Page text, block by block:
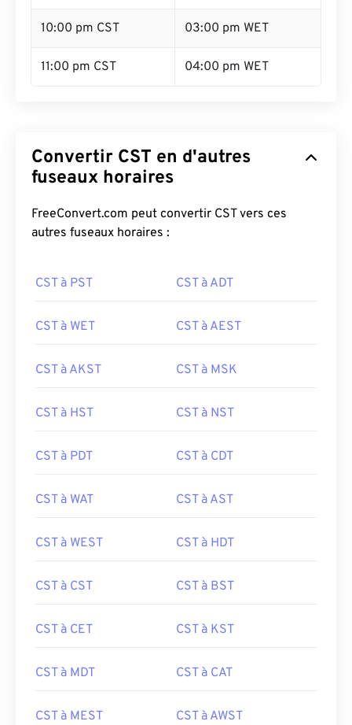
10:00 pm CST 03:00 pm WET
11:00 pm CST 04:00 pm WET
Convertir CST en d'autres
fuseaux horaires
FreeConvert.com peut convertir CST vers ces
autres fuseaux horaires :
CST à PST CST à ADT
CST à WET CST à AEST
CST à AKST CST à MSK
CST à HST CST à NST
CST à PDT CST à CDT
CST à WAT CST à AST
CST à WEST CST à HDT
CST à CST CST à BST
CST à CET CST à KST
CST à MDT CST à CAT
CST à MEST CST à AWST